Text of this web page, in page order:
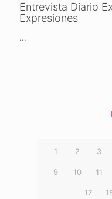
Entrevista Diario
Expresiones
...
1 2 3
9 10 11
17